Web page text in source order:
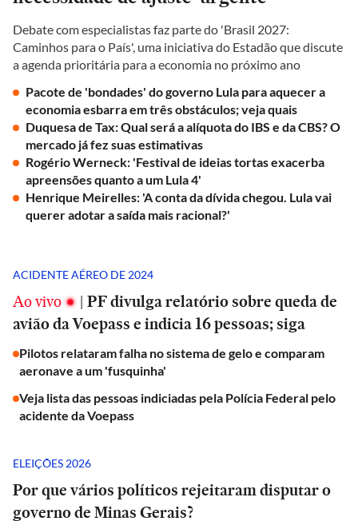
Debate com especialistas faz parte do 'Brasil 2027:
Caminhos para o País', uma iniciativa do Estadão que discute
a agenda prioritária para a economia no próximo ano
Pacote de 'bondades' do governo Lula para aquecer a
economia esbarra em três obstáculos; veja quais
Duquesa de Tax: Qual será a alíquota do IBS e da CBS? O
mercado já fez suas estimativas
Rogério Werneck: 'Festival de ideias tortas exacerba
apreensões quanto a um Lula 4'
Henrique Meirelles: 'A conta da dívida chegou. Lula vai
querer adotar a saída mais racional?'
ACIDENTE AÉREO DE 2024
Ao vivo | PF divulga relatório sobre queda de
avião da Voepass e indicia 16 pessoas; siga
Pilotos relataram falha no sistema de gelo e comparam
aeronave a um 'fusquinha'
Veja lista das pessoas indiciadas pela Polícia Federal pelo
acidente da Voepass
ELEIÇÕES 2026
Por que vários políticos rejeitaram disputar o
governo de Minas Gerais?